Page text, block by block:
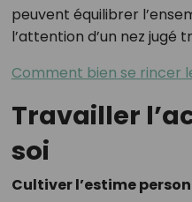
peuvent équilibrer
l’attention d’un nez jugé
Comment bien se rincer
Travailler
soi
Cultiver l’estime